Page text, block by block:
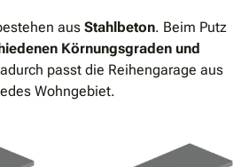
aus Stahlbeton. Beim Putz
Körnungsgraden und
passt die Reihengarage aus
Wohngebiet.